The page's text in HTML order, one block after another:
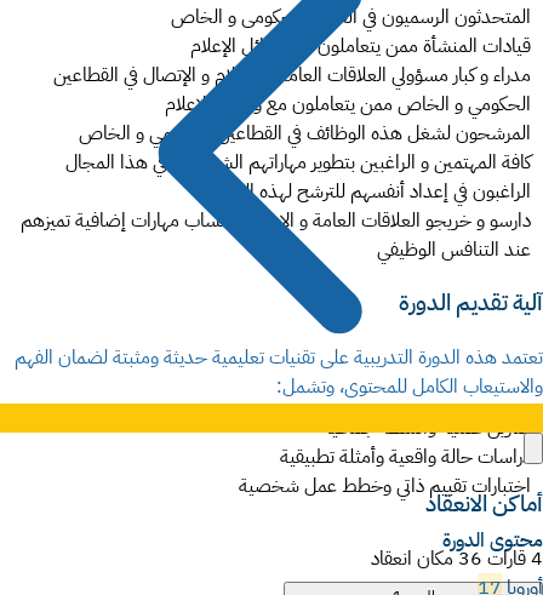
أماكن الانعقاد
4 قارات 36 مكان انعقاد
أوروبا17
المتحدثون الرسميون في القطاع الحكومى و الخاص
قيادات المنشأة ممن يتعاملون مع وسائل الإعلام
مدراء و كبار مسؤولي العلاقات العامة و الإعلام و الإتصال في القطاعين
الحكومي و الخاص ممن يتعاملون مع وسائل الإعلام
المرشحون لشغل هذه الوظائف في القطاعين الحكومي و الخاص
كافة المهتمين و الراغبين بتطوير مهاراتهم الشخصية في هذا المجال
الراغبون في إعداد أنفسهم للترشح لهذه الوظائف
دارسو و خريجو العلاقات العامة و الإعلام لإكتساب مهارات إضافية تميزهم
عند التنافس الوظيفي
آلية تقديم الدورة
تعتمد هذه الدورة التدريبية على تقنيات تعليمية حديثة ومثبتة لضمان الفهم
والاستيعاب الكامل للمحتوى، وتشمل:
تمارين عملية وأنشطة جماعية
دراسات حالة واقعية وأمثلة تطبيقية
اختبارات تقييم ذاتي وخطط عمل شخصية
محتوى الدورة